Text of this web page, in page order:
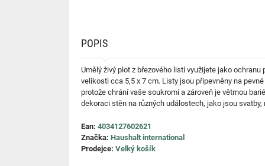
POPIS
Umělý živý plot z březového listí využijete jako
velikosti cca 5,5 x 7 cm. Listy jsou připevněny na
protože chrání vaše soukromí a zároveň je větrnou
dekoraci stěn na různých událostech, jako jsou svatby,
Ean: 4034127602621
Značka: Haushalt international
Prodejce: Velký košík